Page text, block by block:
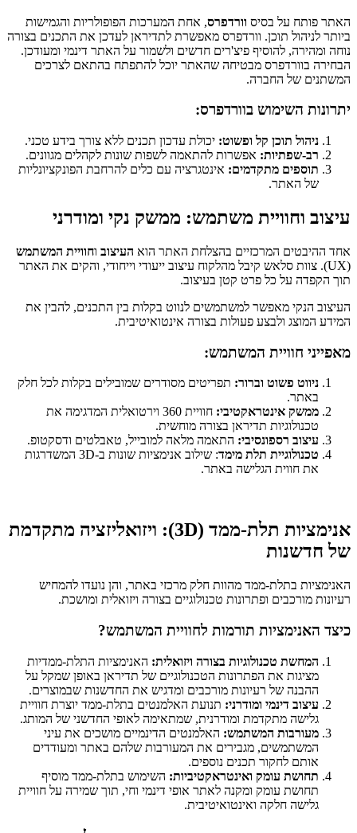
האתר פותח על בסיס וורדפרס, אחת המערכות הפופולריות והגמישות
ביותר לניהול תוכן. וורדפרס מאפשרת לתדיראן לעדכן את התכנים בצורה
נוחה ומהירה, להוסיף פיצ'רים חדשים ולשמור על האתר דינמי ומעודכן.
הבחירה בוורדפרס מבטיחה שהאתר יוכל להתפתח בהתאם לצרכים
המשתנים של החברה.
יתרונות השימוש בוורדפרס:
ניהול תוכן קל ופשוט: יכולת עדכון תכנים ללא צורך בידע טכני.
רב-שפתיות: אפשרות להתאמה לשפות שונות לקהלים מגוונים.
תוספים מתקדמים: אינטגרציה עם כלים להרחבת הפונקציונליות
של האתר.
עיצוב וחוויית משתמש: ממשק נקי ומודרני
אחד ההיבטים המרכזיים בהצלחת האתר הוא העיצוב וחוויית המשתמש
(UX). צוות סלאש קיבל מהלקוח עיצוב ייעודי וייחודי, והקים את האתר
תוך הקפדה על כל פרט קטן בעיצוב.
העיצוב הנקי מאפשר למשתמשים לנווט בקלות בין התכנים, להבין את
המידע המוצג ולבצע פעולות בצורה אינטואיטיבית.
מאפייני חוויית המשתמש:
ניווט פשוט וברור: תפריטים מסודרים שמובילים בקלות לכל חלק
באתר.
ממשק אינטראקטיבי:
חוויית 360 וירטואלית המדגימה את
טכנולוגיות תדיראן בצורה מוחשית.
עיצוב רספונסיבי: התאמה מלאה למובייל, טאבלטים ודסקטופ.
טכנולוגיית תלת מימד
: שילוב אנימציות שונות ב-3D המשדרגות
את חווית הגלישה באתר.
אנימציות תלת-ממד (3D): ויזואליזציה מתקדמת
של חדשנות
האנימציות בתלת-ממד מהוות חלק מרכזי באתר, והן נועדו להמחיש
רעיונות מורכבים ופתרונות טכנולוגיים בצורה ויזואלית ומושכת.
כיצד האנימציות תורמות לחוויית המשתמש?
המחשת טכנולוגיות בצורה ויזואלית: האנימציות התלת-ממדיות
מציגות את הפתרונות הטכנולוגיים של תדיראן באופן שמקל על
ההבנה של רעיונות מורכבים ומדגיש את החדשנות שבמוצרים.
עיצוב דינמי ומודרני: תנועת האלמנטים בתלת-ממד יוצרת חוויית
גלישה מתקדמת ומודרנית, שמתאימה לאופי החדשני של המותג.
מעורבות המשתמש: האלמנטים הדינמיים מושכים את עיני
המשתמשים, מגבירים את המעורבות שלהם באתר ומעודדים
אותם לחקור תכנים נוספים.
תחושת עומק ואינטראקטיביות: השימוש בתלת-ממד מוסיף
תחושת עומק ומקנה לאתר אופי דינמי וחי, תוך שמירה על חוויית
גלישה חלקה ואינטואיטיבית.